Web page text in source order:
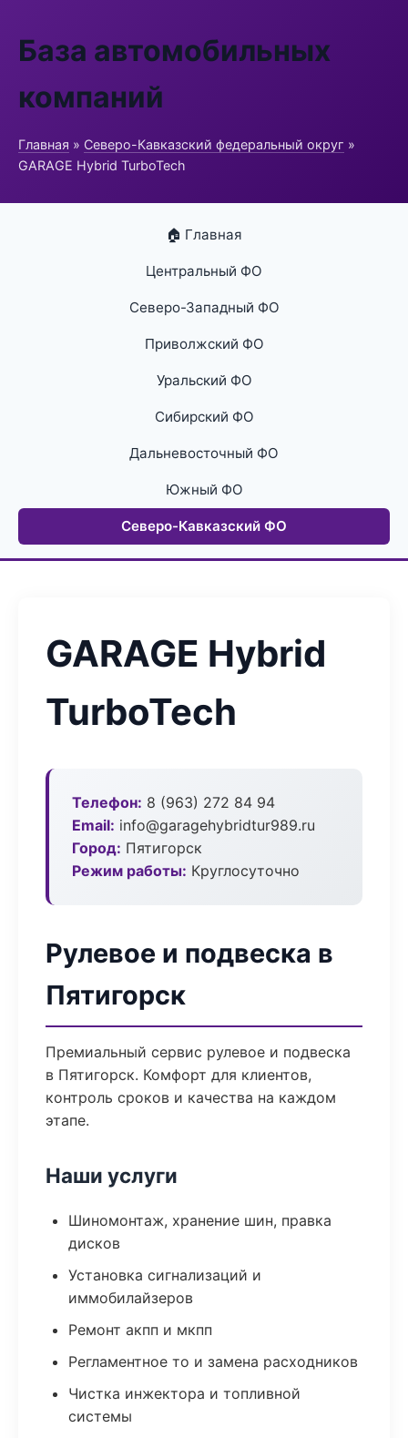
База автомобильных
компаний
Главная » Северо-Кавказский федеральный округ »
GARAGE Hybrid TurboTech
🏠 Главная
Центральный ФО
Северо-Западный ФО
Приволжский ФО
Уральский ФО
Сибирский ФО
Дальневосточный ФО
Южный ФО
Северо-Кавказский ФО
GARAGE Hybrid
TurboTech
Телефон: 8 (963) 272 84 94
Email: info@garagehybridtur989.ru
Город: Пятигорск
Режим работы: Круглосуточно
Рулевое и подвеска в
Пятигорск
Премиальный сервис рулевое и подвеска
в Пятигорск. Комфорт для клиентов,
контроль сроков и качества на каждом
этапе.
Наши услуги
Шиномонтаж, хранение шин, правка
дисков
Установка сигнализаций и
иммобилайзеров
Ремонт акпп и мкпп
Регламентное то и замена расходников
Чистка инжектора и топливной
системы